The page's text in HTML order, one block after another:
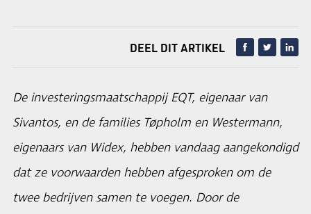
DEEL DIT ARTIKEL
De investeringsmaatschappij EQT, eigenaar van
Sivantos, en de families Tøpholm en Westermann,
eigenaars van Widex, hebben vandaag aangekondigd
dat ze voorwaarden hebben afgesproken om de
twee bedrijven samen te voegen. Door de